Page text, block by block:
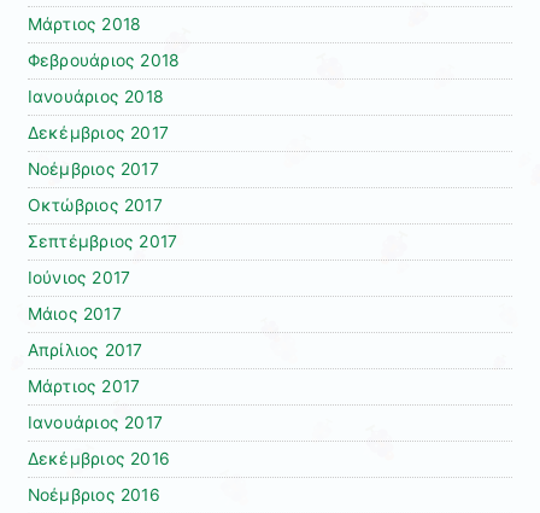
Μάρτιος 2018
Φεβρουάριος 2018
Ιανουάριος 2018
Δεκέμβριος 2017
Νοέμβριος 2017
Οκτώβριος 2017
Σεπτέμβριος 2017
Ιούνιος 2017
Μάιος 2017
Απρίλιος 2017
Μάρτιος 2017
Ιανουάριος 2017
Δεκέμβριος 2016
Νοέμβριος 2016